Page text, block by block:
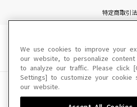
特定商取引
このサイ
We use cookies to improve your
our website, to personalize content
to analyze our traffic. Please click
Settings] to customize your cookie
our website.